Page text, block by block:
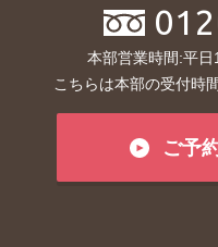
本部営業時間:平日
こちらは本部の受付時
ご予